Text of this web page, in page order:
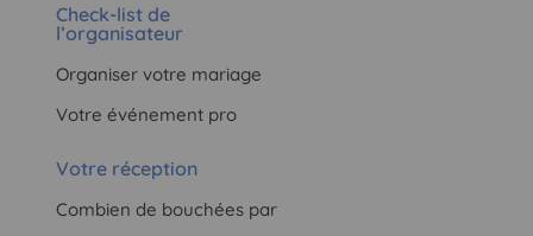
Check-list de
l’organisateur
Organiser votre mariage
Votre événement pro
Votre réception
Combien de bouchées par